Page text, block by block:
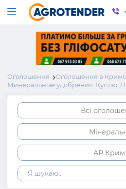
Оголошення
Оголошення в
Минеральные удобрения: Куплю,
Всі
АР Крим